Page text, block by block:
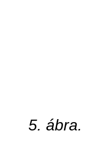
5. ábra.